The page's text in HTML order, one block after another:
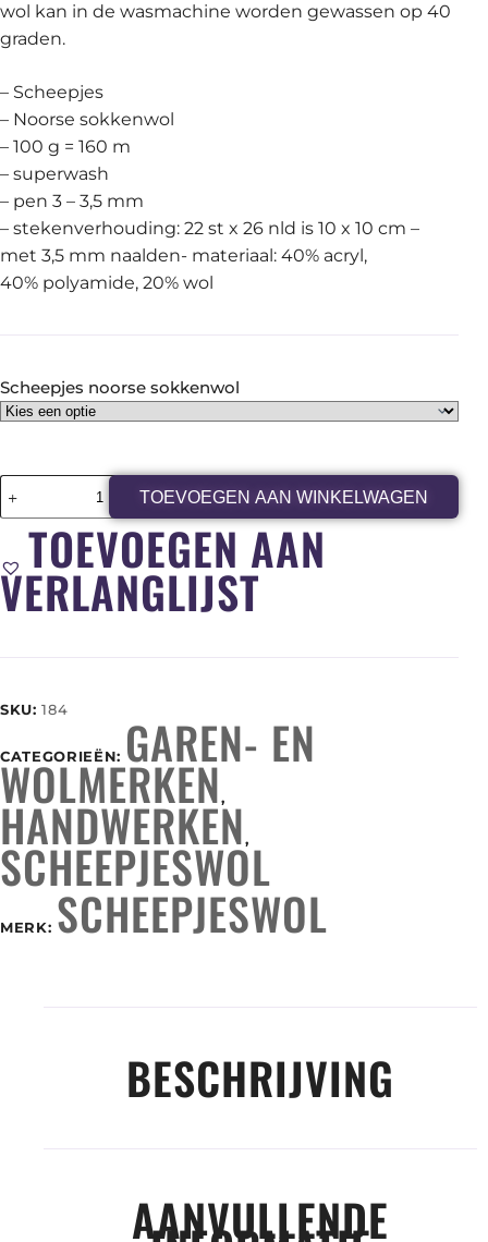
wol kan in de wasmachine worden gewassen op 40
graden.
– Scheepjes
– Noorse sokkenwol
– 100 g = 160 m
– superwash
– pen 3 – 3,5 mm
– stekenverhouding: 22 st x 26 nld is 10 x 10 cm –
met 3,5 mm naalden- materiaal: 40% acryl,
40% polyamide, 20% wol
Scheepjes noorse sokkenwol
TOEVOEGEN AAN WINKELWAGEN
TOEVOEGEN AAN
VERLANGLIJST
SKU:184
CATEGORIEËN: GAREN- EN
WOLMERKEN,
HANDWERKEN,
SCHEEPJESWOL
MERK: SCHEEPJESWOL
BESCHRIJVING
AANVULLENDE